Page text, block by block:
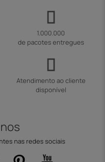
1.000.000
de pacotes entregues
Atendimento ao cliente
disponível
nas redes sociais